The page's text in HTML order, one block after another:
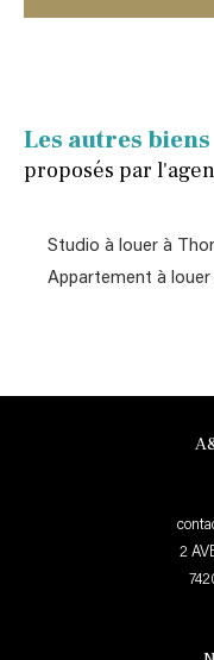
Les autres biens
proposés par
Studio à louer à
Appartement à louer
2